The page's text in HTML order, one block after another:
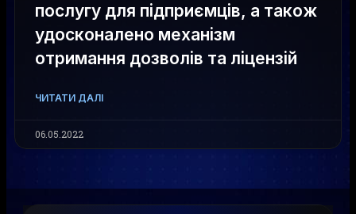
послугу для підприємців, а також
удосконалено механізм
отримання дозволів та ліцензій
ЧИТАТИ ДАЛІ
06.05.2022